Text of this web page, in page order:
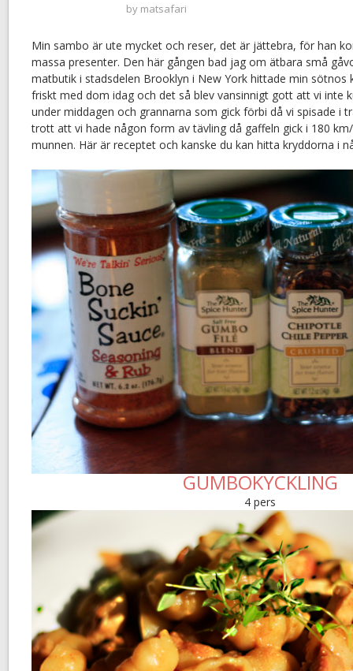
by matsafari
Min sambo är ute mycket och reser, det är jättebra, för han
massa presenter. Den här gången bad jag om ätbara små
matbutik i stadsdelen Brooklyn i New York hittade min sötnos
friskt med dom idag och det så blev vansinnigt gott att vi inte
under middagen och grannarna som gick förbi då vi spisade i
trott att vi hade någon form av tävling då gaffeln gick i 180
munnen. Här är receptet och kanske du kan hitta kryddorna i
GUMBOKYCKLING
4 pers